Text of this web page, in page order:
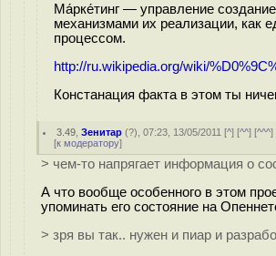
Ма́рке́тинг — управление
механизмами их реализации, как
процессом.
http://ru.wikipedia.org/wiki/
Констанация факта в этом ты
3.49 ,Зенитар (?), 07:23, 13/05/2011 [^] [^^] [^^^]
[к модератору]
> чем-то напрягает информация о
А что вообще особенного в этом
упоминать его состояние на
> зря вы так.. нужен и пиар и